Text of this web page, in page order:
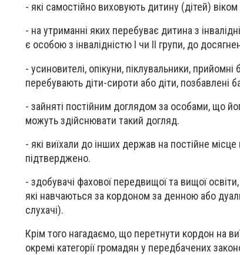
- які самостійно виховують дитину (дітей)
- на утриманні яких перебуває дитина з
є особою з інвалідністю І чи ІІ групи, до
- усиновителі, опікуни, піклувальники,
перебувають діти-сироти або діти, позбавлені
- зайняті постійним доглядом за особами, що
можуть здійснювати такий догляд.
- які виїхали до інших держав на постійне
підтверджено.
- здобувачі фахової передвищої та вищої
які навчаються за кордоном за денною або
слухачі).
Крім того нагадаємо, що перетнути кордон на
окремі категорії громадян у передбачених